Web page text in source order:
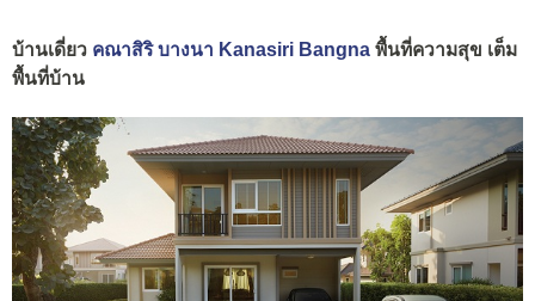
บ้านเดี่ยว คณาสิริ บางนา Kanasiri Bangna พื้นที่ความสุข เต็ม
พื้นที่บ้าน